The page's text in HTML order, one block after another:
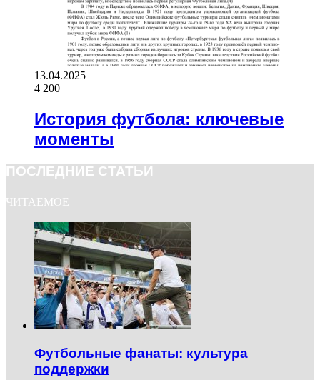
13.04.2025
4 200
История футбола: ключевые
моменты
ПОСЛЕДНИЕ СТАТЬИ
ЧИТАЕМОЕ
Футбольные фанаты: культура
поддержки